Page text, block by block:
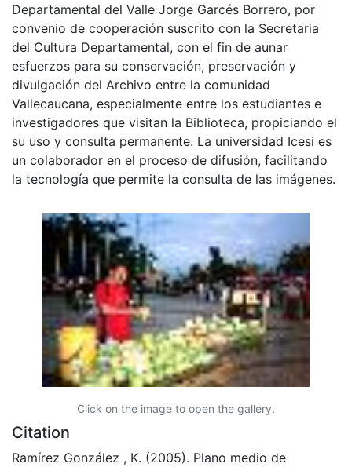
Departamental del Valle Jorge Garcés Borrero, por
convenio de cooperación suscrito con la Secretaria
del Cultura Departamental, con el fin de aunar
esfuerzos para su conservación, preservación y
divulgación del Archivo entre la comunidad
Vallecaucana, especialmente entre los estudiantes e
investigadores que visitan la Biblioteca, propiciando el
su uso y consulta permanente. La universidad Icesi es
un colaborador en el proceso de difusión, facilitando
la tecnología que permite la consulta de las imágenes.
Click on the image to open the gallery.
Citation
Ramírez González , K. (2005). Plano medio de